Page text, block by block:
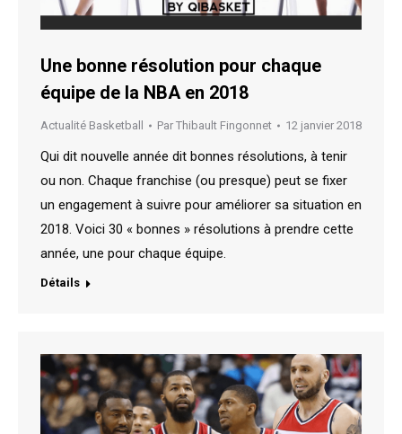
Une bonne résolution pour chaque
équipe de la NBA en 2018
Actualité Basketball Par Thibault Fingonnet 12 janvier 2018
Qui dit nouvelle année dit bonnes résolutions, à tenir
ou non. Chaque franchise (ou presque) peut se fixer
un engagement à suivre pour améliorer sa situation en
2018. Voici 30 « bonnes » résolutions à prendre cette
année, une pour chaque équipe.
Détails